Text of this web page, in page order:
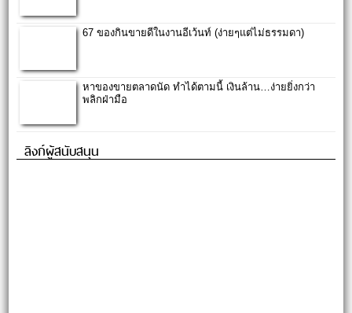
67 ของกินขายดีในงานอีเว้นท์ (ง่ายๆแต่ไม่ธรรมดา)
หาของขายตลาดนัด ทำได้ตามนี้ เงินล้าน…ง่ายยิ่งกว่า
พลิกฝ่ามือ
ลิงก์ผู้สนับสนุน